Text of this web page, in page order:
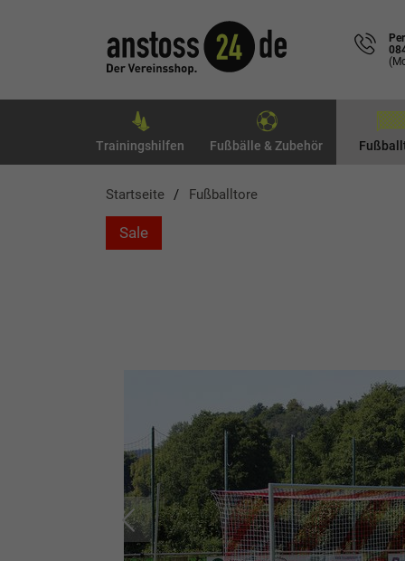
Trainingshilfen Fußbälle & Zubehör
Startseite Fußballtore
Sale